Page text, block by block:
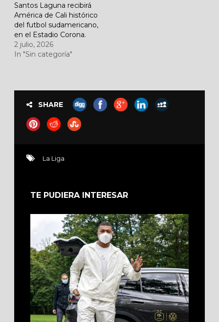
Santos Laguna recibirá
América de Cali histórico
del futbol sudamericano,
en el Estadio Corona.
2 julio, 2026
In "Sin categoría"
SHARE
La Liga
TE PUDIERA INTERESAR